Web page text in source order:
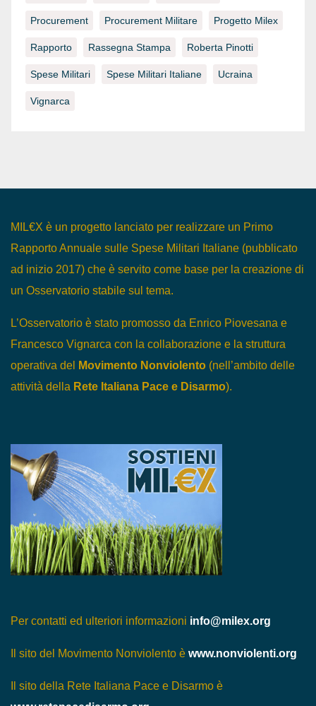
Procurement Procurement Militare Progetto Milex
Rapporto Rassegna Stampa Roberta Pinotti
Spese Militari Spese Militari Italiane Ucraina
Vignarca
MIL€X è un progetto lanciato per realizzare un Primo
Rapporto Annuale sulle Spese Militari Italiane (pubblicato
ad inizio 2017) che è servito come base per la creazione di
un Osservatorio stabile sul tema.
L’Osservatorio è stato promosso da Enrico Piovesana e
Francesco Vignarca con la collaborazione e la struttura
operativa del
Movimento Nonviolento (nell’ambito delle
attività della Rete Italiana Pace e Disarmo).
Per contatti ed ulteriori informazioni info@milex.org
Il sito del Movimento Nonviolento è www.nonviolenti.org
Il sito della Rete Italiana Pace e Disarmo è